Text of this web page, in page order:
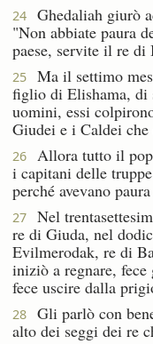
24
Ghedaliah giurò
"Non abbiate paura
paese, servite il re di
25
Ma il settimo
figlio di Elishama, di
uomini, essi
Giudei e i Caldei
26
Allora tutto il
i capitani delle
perché avevano
27
Nel
re di Giuda, nel
Evilmerodak, re di
iniziò a regnare,
fece uscire dalla
28
Gli parlò con
alto dei seggi dei re